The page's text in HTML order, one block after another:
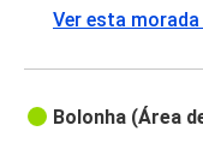
Ver esta
Bolonha (Área